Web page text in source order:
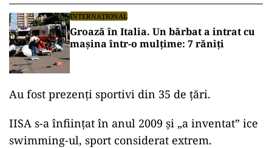
INTERNAȚIONAL
Groază în Italia. Un bărbat a intrat cu
mașina într-o mulțime: 7 răniți
Au fost prezenți sportivi din 35 de țări.
IISA s-a înființat în anul 2009 și „a inventat” ice
swimming-ul, sport considerat extrem.